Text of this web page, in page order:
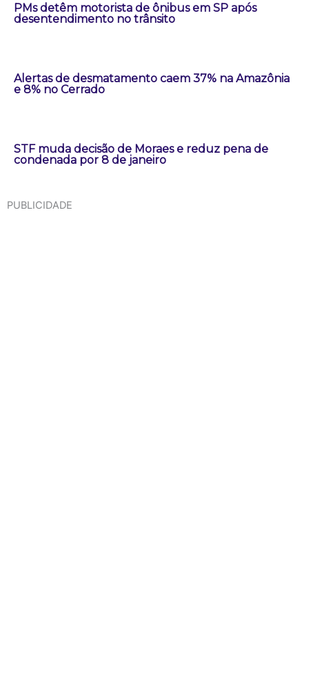
PMs detêm motorista de ônibus em SP após
desentendimento no trânsito
Alertas de desmatamento caem 37% na Amazônia
e 8% no Cerrado
STF muda decisão de Moraes e reduz pena de
condenada por 8 de janeiro
PUBLICIDADE